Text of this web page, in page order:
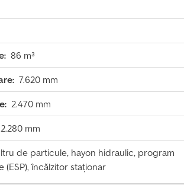
86 m³
7.620 mm
2.470 mm
2.280 mm
de particule, hayon hidraulic, program
încălzitor staționar